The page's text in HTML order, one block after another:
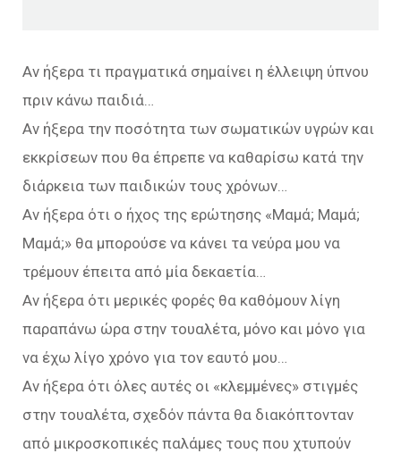
Aν ήξερα τι πραγματικά σημαίνει η έλλειψη ύπνου
πριν κάνω παιδιά…
Αν ήξερα την ποσότητα των σωματικών υγρών και
εκκρίσεων που θα έπρεπε να καθαρίσω κατά την
διάρκεια των παιδικών τους χρόνων…
Αν ήξερα ότι ο ήχος της ερώτησης «Μαμά; Μαμά;
Μαμά;» θα μπορούσε να κάνει τα νεύρα μου να
τρέμουν έπειτα από μία δεκαετία…
Αν ήξερα ότι μερικές φορές θα καθόμουν λίγη
παραπάνω ώρα στην τουαλέτα, μόνο και μόνο για
να έχω λίγο χρόνο για τον εαυτό μου…
Αν ήξερα ότι όλες αυτές οι «κλεμμένες» στιγμές
στην τουαλέτα, σχεδόν πάντα θα διακόπτονταν
από μικροσκοπικές παλάμες τους που χτυπούν